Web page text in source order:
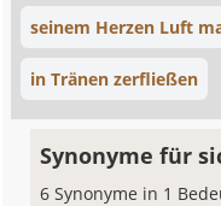
seinem Herzen Luft
in Tränen zerfließen
Synonyme für
6 Synonyme in 1